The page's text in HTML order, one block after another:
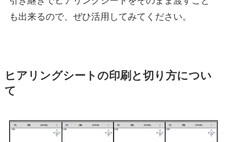
も出来るので、ぜひ活用してみてください。
ヒアリングシートの印刷と切り方につい
て